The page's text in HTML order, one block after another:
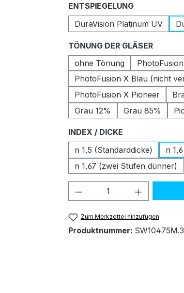
ENTSPIEGELUNGauswählen
DuraVision Platinum UV
TÖNUNG DER GLÄSER
ohne Tönung
PhotoFusion X Blau (nicht
PhotoFusion X Pioneer
Grau 12%
Grau 85%
INDEX / DICKE
n 1,5 (Standarddicke)
n
n 1,67 (zwei Stufen dünner)
Produkt Anzahl:
Zum Merkzettel hinzufügen
Produktnummer: